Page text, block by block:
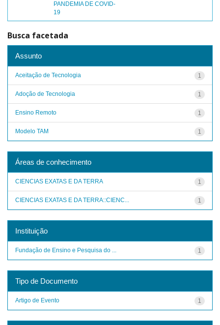
PANDEMIA DE COVID-
19
Busca facetada
Assunto
1
Aceitação de Tecnologia
1
Adoção de Tecnologia
1
Ensino Remoto
1
Modelo TAM
Áreas de conhecimento
1
CIENCIAS EXATAS E DA TERRA
1
CIENCIAS EXATAS E DA TERRA::CIENC...
Instituição
1
Fundação de Ensino e Pesquisa do ...
Tipo de Documento
1
Artigo de Evento